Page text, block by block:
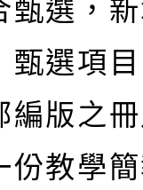
甄選，
甄選項
編版之
份教學